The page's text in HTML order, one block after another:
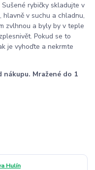
Sušené rybičky skladujte v
hlavně v suchu a chladnu,
zvlhnou a byly by v teple
Pokud se to
je vyhoďte a nekrmte
Mražené do 1
Hulín